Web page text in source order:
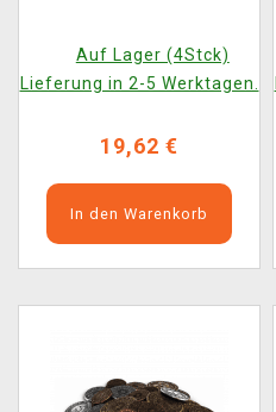
Auf Lager (4Stck)
Lieferung in 2-5 Werktagen.
19,62 €
In den Warenkorb